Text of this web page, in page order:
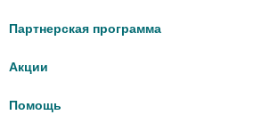
Партнерская программа
Акции
Помощь